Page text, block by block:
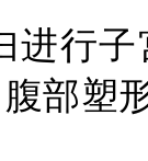
进行
部塑